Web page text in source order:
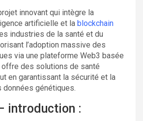
innovant qui intègre la
artificielle et la blockchain
industries de la santé et du
l’adoption massive des
via une plateforme Web3 basée
offre des solutions de santé
en garantissant la sécurité et la
génétiques.
introduction :